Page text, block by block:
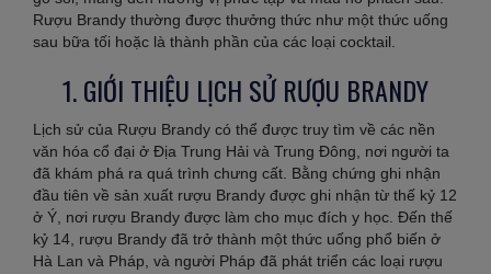
Rượu Brandy thường được thưởng thức như một thức uống
sau bữa tối hoặc là thành phần của các loại cocktail.
1. GIỚI THIỆU LỊCH SỬ RƯỢU BRANDY
Lịch sử của Rượu Brandy có thể được truy tìm về các nền
văn hóa cổ đại ở Địa Trung Hải và Trung Đông, nơi người ta
đã khám phá ra quá trình chưng cất. Bằng chứng ghi nhận
đầu tiên về sản xuất rượu Brandy được ghi nhận từ thế kỷ 12
ở Ý, nơi rượu Brandy được làm cho mục đích y học. Đến thế
kỷ 14, rượu Brandy đã trở thành một thức uống phổ biến ở
Hà Lan và Pháp, và người Pháp đã phát triển các loại rượu